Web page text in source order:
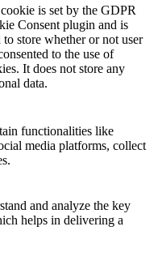
is set by the GDPR
Consent plugin and is
to store whether or not user
to the use of
It does not store any
data.
functionalities like
media platforms, collect
and analyze the key
helps in delivering a